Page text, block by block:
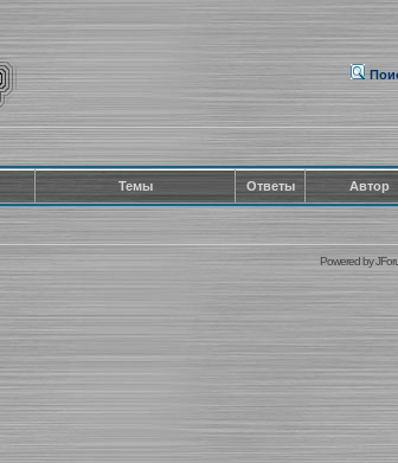
Темы Ответы Автор
Powered by